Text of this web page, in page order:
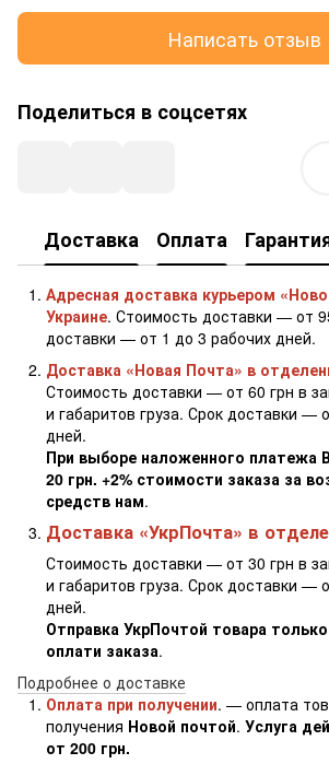
Написать отзыв
Поделиться в соцсетях
Доставка Оплата
Адресная доставка курьером
Украине. Стоимость доставки — от
доставки — от 1 до 3 рабочих дней.
Доставка «Новая Почта» в
Стоимость доставки — от 60 грн в
и габаритов груза. Срок доставки —
дней.
При выборе наложенного платежа
20 грн. +2% стоимости заказа за
средств нам.
Доставка «УкрПочта» в
Стоимость доставки — от 30 грн в
и габаритов груза. Срок доставки —
дней.
Отправка УкрПочтой товара
оплати заказа.
Подробнее о доставке
Оплата при получении. — оплата
получения Новой почтой. Услуга
от 200 грн.